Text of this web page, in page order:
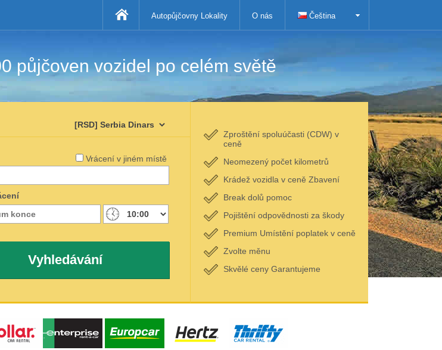
Autopůjčovny Lokality O nás Čeština
půjčoven vozidel po celém světě
Vrácení v jiném místě
Vyhledávání
Zproštění spoluúčasti (CDW) v
ceně
Neomezený počet kilometrů
Krádež vozidla v ceně Zbavení
Break dolů pomoc
Pojištění odpovědnosti za škody
Premium Umístění poplatek v ceně
Zvolte měnu
Skvělé ceny Garantujeme